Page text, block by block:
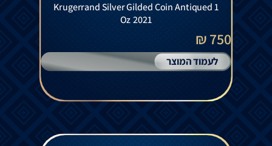
Krugerrand Silver Gilded Coin Antiqued 1
Oz 2021
750 ₪
לעמוד המוצר